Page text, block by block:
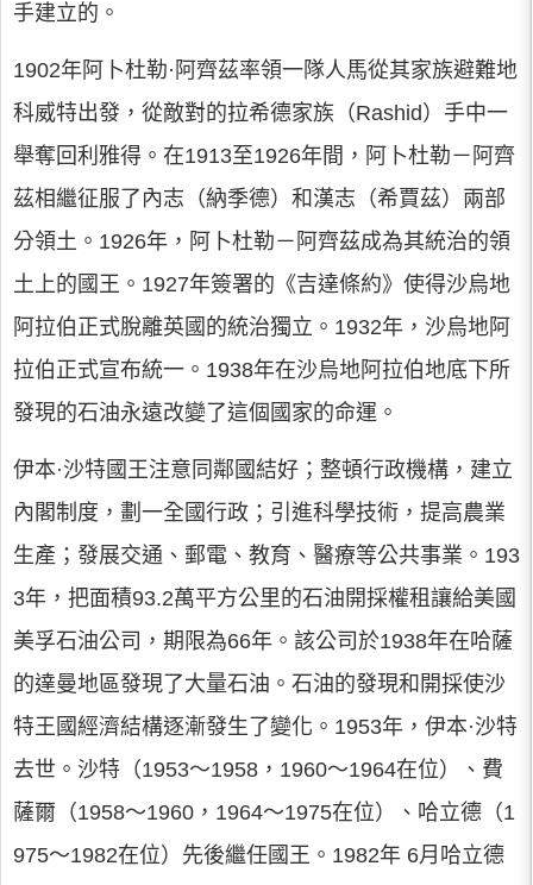
手建立的。
1902年阿卜杜勒·阿齊茲率領一隊人馬從其家族避難地
科威特出發，從敵對的拉希德家族（Rashid）手中一
舉奪回利雅得。在1913至1926年間，阿卜杜勒－阿齊
茲相繼征服了內志（納季德）和漢志（希賈茲）兩部
分領土。1926年，阿卜杜勒－阿齊茲成為其統治的領
土上的國王。1927年簽署的《吉達條約》使得沙烏地
阿拉伯正式脫離英國的統治獨立。1932年，沙烏地阿
拉伯正式宣布統一。1938年在沙烏地阿拉伯地底下所
發現的石油永遠改變了這個國家的命運。
伊本·沙特國王注意同鄰國結好；整頓行政機構，建立
內閣制度，劃一全國行政；引進科學技術，提高農業
生產；發展交通、郵電、教育、醫療等公共事業。193
3年，把面積93.2萬平方公里的石油開採權租讓給美國
美孚石油公司，期限為66年。該公司於1938年在哈薩
的達曼地區發現了大量石油。石油的發現和開採使沙
特王國經濟結構逐漸發生了變化。1953年，伊本·沙特
去世。沙特（1953～1958，1960～1964在位）、費
薩爾（1958～1960，1964～1975在位）、哈立德（1
975～1982在位）先後繼任國王。1982年 6月哈立德